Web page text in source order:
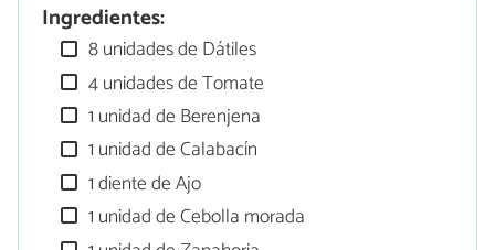
Ingredientes:
8 unidades de Dátiles
4 unidades de Tomate
1 unidad de Berenjena
1 unidad de Calabacín
1 diente de Ajo
1 unidad de Cebolla morada